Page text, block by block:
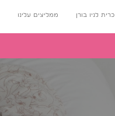
כרית לניו בורן ממליצים עלינו